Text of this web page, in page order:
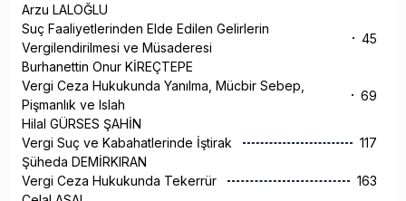
Arzu LALOĞLU
Suç Faaliyetlerinden Elde Edilen Gelirlerin
Vergilendirilmesi ve Müsaderesi
45
Burhanettin Onur KİREÇTEPE
Vergi Ceza Hukukunda Yanılma, Mücbir Sebep,
Pişmanlık ve Islah
69
Hilal GÜRSES ŞAHİN
Vergi Suç ve Kabahatlerinde İştirak
117
Şüheda DEMİRKIRAN
Vergi Ceza Hukukunda Tekerrür
163